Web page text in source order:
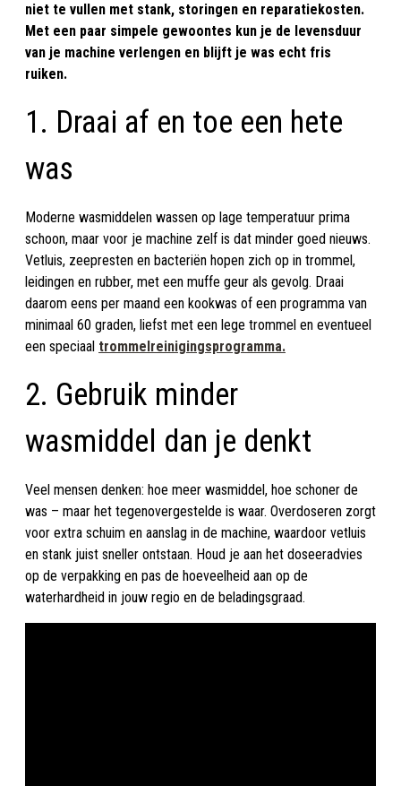
niet te vullen met stank, storingen en reparatiekosten.
Met een paar simpele gewoontes kun je de levensduur
van je machine verlengen en blijft je was echt fris
ruiken.
1. Draai af en toe een hete
was
Moderne wasmiddelen wassen op lage temperatuur prima
schoon, maar voor je machine zelf is dat minder goed nieuws.
Vetluis, zeepresten en bacteriën hopen zich op in trommel,
leidingen en rubber, met een muffe geur als gevolg. Draai
daarom eens per maand een kookwas of een programma van
minimaal 60 graden, liefst met een lege trommel en eventueel
een speciaal trommelreinigingsprogramma.
2. Gebruik minder
wasmiddel dan je denkt
Veel mensen denken: hoe meer wasmiddel, hoe schoner de
was – maar het tegenovergestelde is waar. Overdoseren zorgt
voor extra schuim en aanslag in de machine, waardoor vetluis
en stank juist sneller ontstaan. Houd je aan het doseeradvies
op de verpakking en pas de hoeveelheid aan op de
waterhardheid in jouw regio en de beladingsgraad.